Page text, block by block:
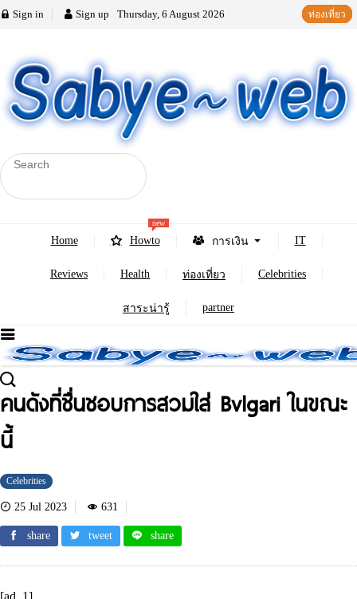
Sign in Sign up Thursday, 6 August 2026
Home Howto
new
การเงิน IT
Reviews Health ท่องเที่ยว Celebrities
สาระน่ารู้ partner
คนดังที่ชื่นชอบการสวมใส่ Bvlgari ในขณะ
นี้
Celebrities
25 Jul 2023 631
share tweet share
[ad_1]
สาระน่ารู้
ท่องเที่ยว
สาระน่ารู้
ท่องเที่ยว